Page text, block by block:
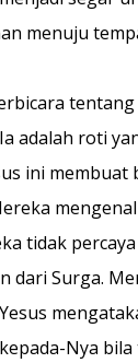
menuju
tentang
adalah roti
ini membuat
tidak
dari Surga.
Nya